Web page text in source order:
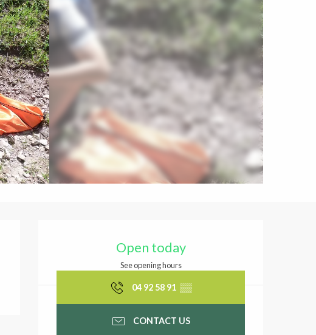
Opening hours & contact
Open today
See opening hours
04 92 58 91 ▒▒
CONTACT US